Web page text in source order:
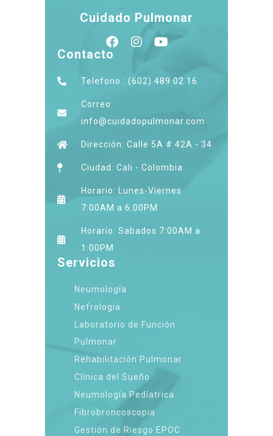
Cuidado Pulmonar
Contacto
Telefono : (602) 489 02 16
Correo:
info@cuidadopulmonar.com
Dirección: Calle 5A # 42A - 34
Ciudad: Cali - Colombia
Horario: Lunes-Viernes
7:00AM a 6:00PM
Horario: Sabados 7:00AM a
1:00PM
Servicios
Neumología
Nefrología
Laboratorio de Función
Pulmonar
Rehabilitación Pulmonar
Clínica del Sueño
Neumología Pedíatrica
Fibrobroncoscopia
Gestión de Riesgo EPOC